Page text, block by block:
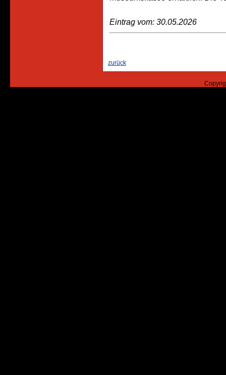
Eintrag vom: 30.05.2026
zurück